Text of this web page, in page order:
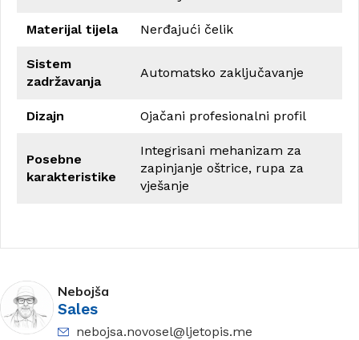
Materijal tijela Nerđajući čelik
Sistem
zadržavanja
Automatsko zaključavanje
Dizajn Ojačani profesionalni profil
Posebne
karakteristike
Integrisani mehanizam za
zapinjanje oštrice, rupa za
vješanje
Nebojša
Sales
nebojsa.novosel@ljetopis.me